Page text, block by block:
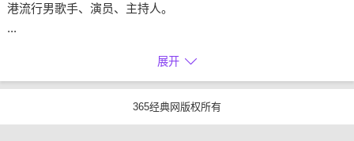
港流行男歌手、演员、主持人。
...
展开
365经典网版权所有